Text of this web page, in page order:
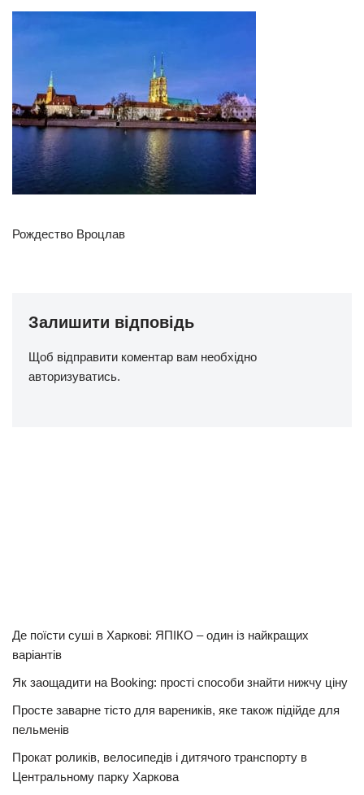
Рождество Вроцлав
Залишити відповідь
Щоб відправити коментар вам необхідно
авторизуватись.
Де поїсти суші в Харкові: ЯПІКО – один із найкращих
варіантів
Як заощадити на Booking: прості способи знайти нижчу ціну
Просте заварне тісто для вареників, яке також підійде для
пельменів
Прокат роликів, велосипедів і дитячого транспорту в
Центральному парку Харкова